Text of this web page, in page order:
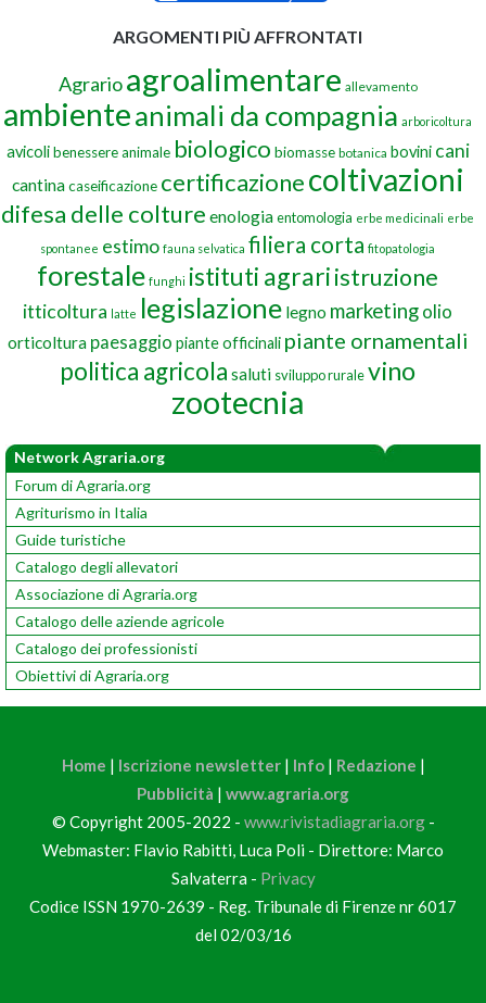
ARGOMENTI PIÙ AFFRONTATI
Agrario agroalimentare allevamento
ambienteanimali da compagnia arboricoltura
avicoli benessere animale biologico biomasse botanica bovini cani
cantina caseificazione certificazionecoltivazioni
difesa delle colture enologiaentomologia erbe medicinali erbe
spontanee estimo fauna selvatica filiera corta fitopatologia
forestale funghi istituti agrariistruzione
itticoltura latte legislazione legno marketingolio
orticoltura paesaggio piante officinali piante ornamentali
politica agricola saluti sviluppo ruralevino
zootecnia
Network Agraria.org
Forum di Agraria.org
Agriturismo in Italia
Guide turistiche
Catalogo degli allevatori
Associazione di Agraria.org
Catalogo delle aziende agricole
Catalogo dei professionisti
Obiettivi di Agraria.org
Home | Iscrizione newsletter| Info| Redazione |
Pubblicità | www.agraria.org
© Copyright 2005-2022 - www.rivistadiagraria.org-
Webmaster: Flavio Rabitti, Luca Poli - Direttore: Marco
Salvaterra - Privacy
Codice ISSN 1970-2639 - Reg. Tribunale di Firenze nr 6017
del 02/03/16